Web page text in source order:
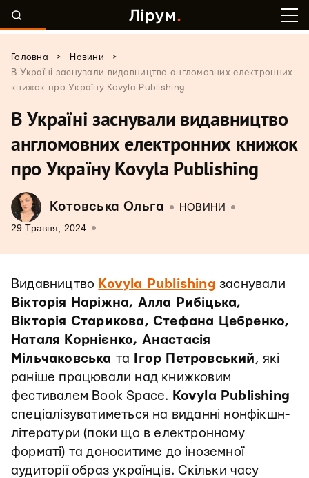
Головна > Новини
>
В Україні заснували видавництво англомовних електронних
книжок про Україну Kovyla Publishing
В Україні заснували видавництво
англомовних електронних книжок
про Україну Kovyla Publishing
Котовська Ольга НОВИНИ
29 Травня, 2024
Видавництво Kovyla Publishing заснували
Вікторія Наріжна, Алла Рибіцька,
Вікторія Старикова, Стефана Цебренко,
Наталя Корнієнко, Анастасія
Мільчаковська та Ігор Петровський, які
раніше працювали над книжковим
фестивалем Book Space. Kovyla Publishing
спеціалізуватиметься на виданні нонфікшн-
літератури (поки що в електронному
форматі) та доноситиме до іноземної
аудиторії образ українців. Скільки часу